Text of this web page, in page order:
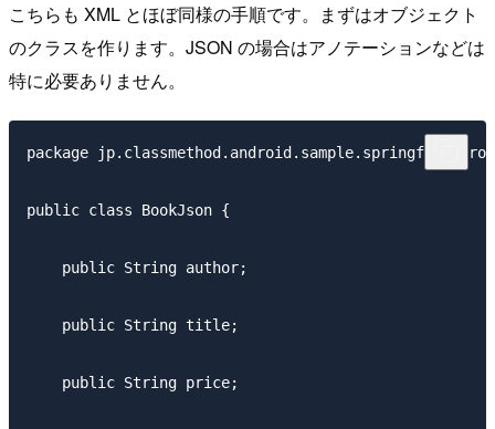
こちらも XML とほぼ同様の手順です。まずはオブジェクト
のクラスを作ります。JSON の場合はアノテーションなどは
特に必要ありません。
package
public class BookJson {
    public String author;
    public String title;
    public String price;